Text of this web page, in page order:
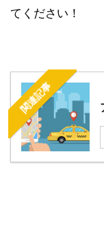
てください！
関連記事